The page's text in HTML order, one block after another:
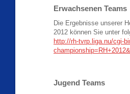
Erwachsenen Teams
Die Ergebnisse unserer
2012 können Sie unter
http://rh-tvrp.liga.nu/cgi-
Jugend Teams